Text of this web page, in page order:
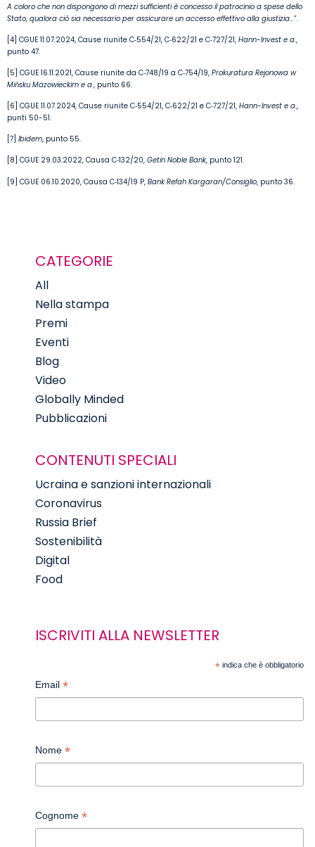
A coloro che non dispongono di mezzi sufficienti è concesso il patrocinio a spese dello
Stato, qualora ciò sia necessario per assicurare un accesso effettivo alla giustizia…”.
[4] CGUE 11.07.2024, Cause riunite C‑554/21, C‑622/21 e C‑727/21, Hann-Invest e a.,
punto 47.
[5] CGUE 16.11.2021, Cause riunite da C‑748/19 a C‑754/19, Prokuratura Rejonowa w
Mińsku Mazowieckim e a., punto 66.
[6] CGUE 11.07.2024, Cause riunite C‑554/21, C‑622/21 e C‑727/21, Hann-Invest e a.,
punti 50-51.
[7] Ibidem, punto 55.
[8] CGUE 29.03.2022, Causa C‑132/20, Getin Noble Bank, punto 121.
[9] CGUE 06.10.2020, Causa C‑134/19 P, Bank Refah Kargaran/Consiglio, punto 36.
CATEGORIE
All
Nella stampa
Premi
Eventi
Blog
Video
Globally Minded
Pubblicazioni
CONTENUTI SPECIALI
Ucraina e sanzioni internazionali
Coronavirus
Russia Brief
Sostenibilità
Digital
Food
ISCRIVITI ALLA NEWSLETTER
* indica che è obbligatorio
Email *
Nome *
Cognome *